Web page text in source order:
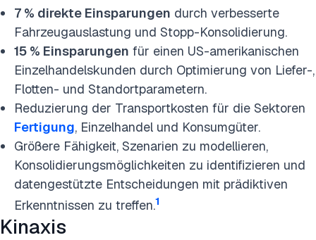
7 % direkte Einsparungen durch verbesserte
Fahrzeugauslastung und Stopp-Konsolidierung.
15 % Einsparungen für einen US-amerikanischen
Einzelhandelskunden durch Optimierung von Liefer-,
Flotten- und Standortparametern.
Reduzierung der Transportkosten für die Sektoren
Fertigung, Einzelhandel und Konsumgüter.
Größere Fähigkeit, Szenarien zu modellieren,
Konsolidierungsmöglichkeiten zu identifizieren und
datengestützte Entscheidungen mit prädiktiven
Erkenntnissen zu treffen.1
Kinaxis